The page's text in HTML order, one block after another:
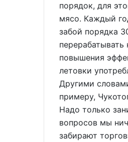
порядок, для
мясо. Каждый
забой порядка
повышения
летовки
Другими
примеру,
Надо только
вопросов мы
забирают